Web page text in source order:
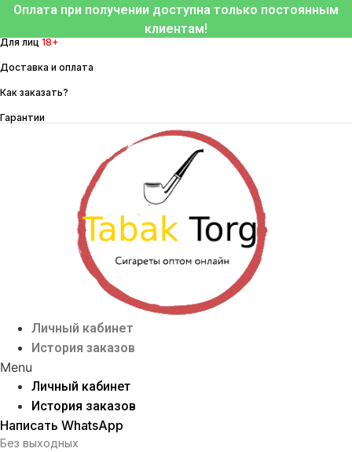
Перейти
содержимому
Оплата при получении доступна только постоянным
клиентам!
Для лиц 18+
Доставка и оплата
Как заказать?
Гарантии
Личный кабинет
История заказов
Menu
Личный кабинет
История заказов
Написать WhatsApp
Без выходных